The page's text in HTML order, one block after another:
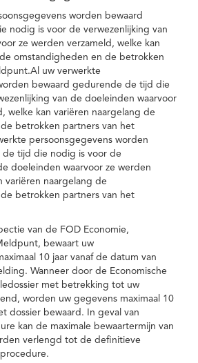
worden bewaard
nodig is voor de verwezenlijking van
ze werden verzameld, welke kan
omstandigheden en de betrokken
uw verwerkte
bewaard gedurende de tijd die
van de doeleinden waarvoor
welke kan variëren naargelang de
betrokken partners van het
persoonsgegevens worden
tijd die nodig is voor de
doeleinden waarvoor ze werden
variëren naargelang de
betrokken partners van het
van de FOD Economie,
bewaart uw
10 jaar vanaf de datum van
Wanneer door de Economische
met betrekking tot uw
worden uw gegevens maximaal 10
dossier bewaard. In geval van
kan de maximale bewaartermijn van
verlengd tot de definitieve